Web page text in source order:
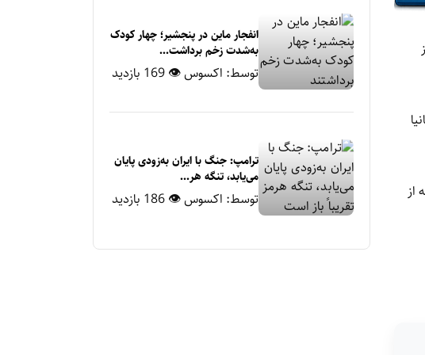
از
انفجار ماین در پنجشیر؛ چهار کودک
به‌شدت زخم برداشت...
توسط: اکسوس👁 169 بازدید
ترامپ: جنگ با ایران به‌زودی پایان
می‌یابد، تنگه هر...
توسط: اکسوس👁 186 بازدید